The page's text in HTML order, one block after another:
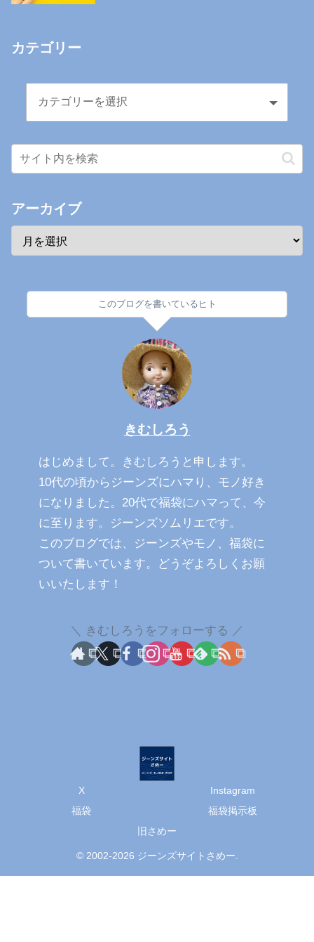
カテゴリー
アーカイブ
このブログを書いているヒト
きむしろう
はじめまして。きむしろうと申します。
10代の頃からジーンズにハマり、モノ好き
になりました。20代で福袋にハマって、今
に至ります。ジーンズソムリエです。
このブログでは、ジーンズやモノ、福袋に
ついて書いています。どうぞよろしくお願
いいたします！
きむしろうをフォローする
X
Instagram
福袋
福袋掲示板
旧さめー
© 2002-2026 ジーンズサイトさめー.